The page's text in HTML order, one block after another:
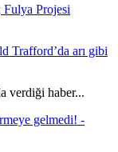
Projesi
Trafford’da arı gibi
verdiği haber...
gelmedi! -